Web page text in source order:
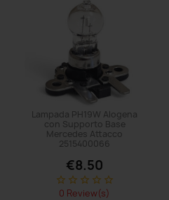
Lampada PH19W Alogena
con Supporto Base
Mercedes Attacco
2515400066
€8.50
star_border star_border star_border star_border star_border
0 Review(s)